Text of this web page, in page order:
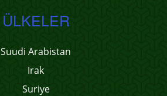
ÜLKELER
Suudi Arabistan
Irak
Suriye